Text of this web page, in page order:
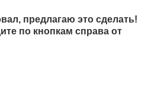
предлагаю это сделать!
по кнопкам справа от